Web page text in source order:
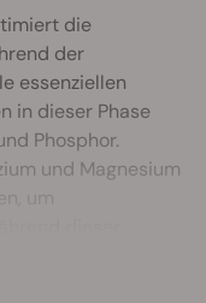
die
der
essenziellen
in dieser Phase
Phosphor.
und Magnesium
um
bleiben. Die
optimale Lösung